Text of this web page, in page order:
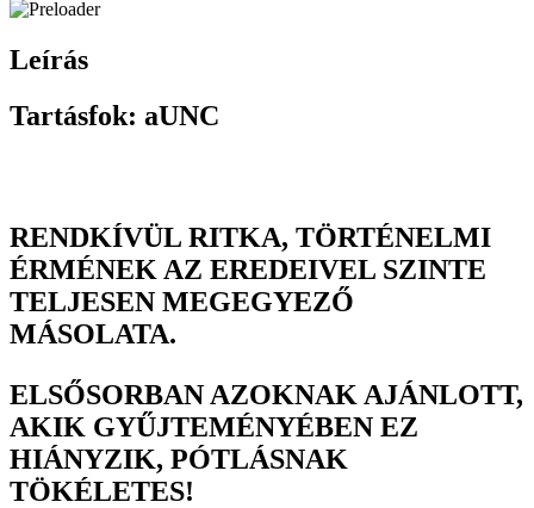
Leírás
Tartásfok: aUNC
RENDKÍVÜL RITKA, TÖRTÉNELMI
ÉRMÉNEK AZ EREDEIVEL SZINTE
TELJESEN MEGEGYEZŐ
MÁSOLATA.
ELSŐSORBAN AZOKNAK AJÁNLOTT,
AKIK GYŰJTEMÉNYÉBEN EZ
HIÁNYZIK, PÓTLÁSNAK
TÖKÉLETES!